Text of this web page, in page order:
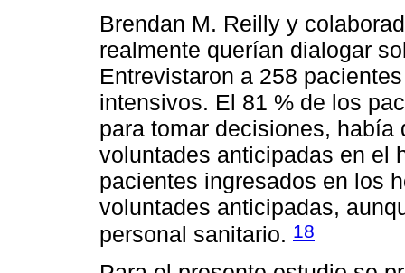
Brendan M. Reilly y
realmente querían dialogar
Entrevistaron a 258
intensivos. El 81 % de los
para tomar decisiones,
voluntades anticipadas en el
pacientes ingresados en los
voluntades anticipadas,
personal sanitario. 18